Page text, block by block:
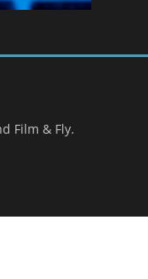
Film & Fly.